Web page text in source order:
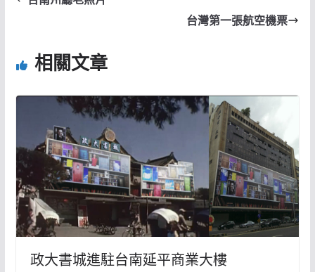
台灣第一張航空機票
相關文章
政大書城進駐台南延平商業大樓